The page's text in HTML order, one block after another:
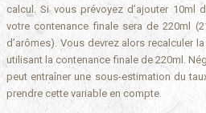
calcul. Si vous prévoyez d’ajouter 10ml
votre contenance finale sera de 220ml
d’arômes). Vous devrez alors recalculer
utilisant la contenance finale de 220ml.
peut entraîner une sous-estimation du
prendre cette variable en compte.